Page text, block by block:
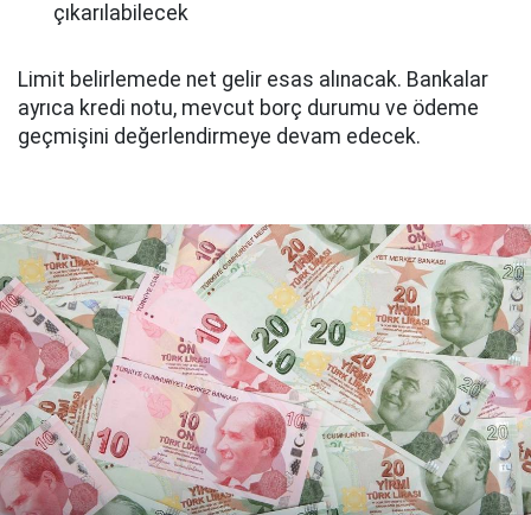
çıkarılabilecek
Limit belirlemede net gelir esas alınacak. Bankalar
ayrıca kredi notu, mevcut borç durumu ve ödeme
geçmişini değerlendirmeye devam edecek.